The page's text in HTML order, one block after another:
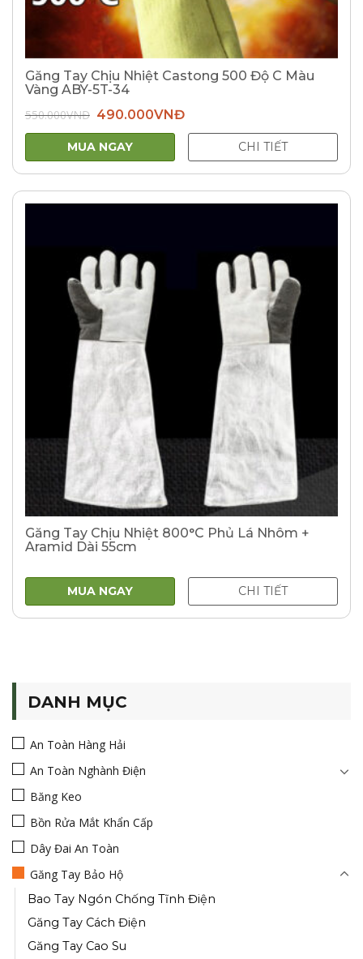
Găng Tay Chịu Nhiệt Castong 500 Độ C Màu
Vàng ABY-5T-34
550.000VNĐ Giá
gốc
là:
550.000VNĐ.
490.000VNĐGiá
tại
490.000VNĐ.
MUA NGAY CHI TIẾT
Găng Tay Chịu Nhiệt 800°C Phủ Lá Nhôm +
Aramid Dài 55cm
MUA NGAY CHI TIẾT
DANH MỤC
An Toàn Hàng Hải
An Toàn Nghành Điện
Băng Keo
Bồn Rửa Mắt Khẩn Cấp
Dây Đai An Toàn
Găng Tay Bảo Hộ
Bao Tay Ngón Chống Tĩnh Điện
Găng Tay Cách Điện
Găng Tay Cao Su